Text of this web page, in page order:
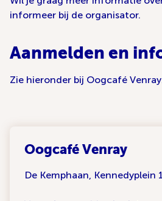
informeer bij de organisator.
Aanmelden en
Zie hieronder bij Oogcafé
Oogcafé Venray
De Kemphaan, Kennedyplein